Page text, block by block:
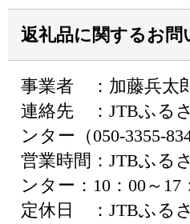
返礼品に関するお問
事業者 ：加藤兵太
連絡先 ：JTBふる
ンター（050-3355-
営業時間：JTBふる
ンター：10：00～17
定休日 ：JTBふる